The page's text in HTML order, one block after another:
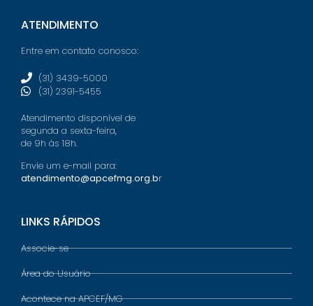
ATENDIMENTO
Entre em contato conosco:
(31) 3439-5000
(31) 2391-5455
Atendimento disponível de
segunda a sexta-feira,
de 9h às 18h.
Envie um e-mail para:
atendimento@apcefmg.org.br
LINKS RÁPIDOS
Associe-se
Área do Usuário
Acontece na APCEF/MG